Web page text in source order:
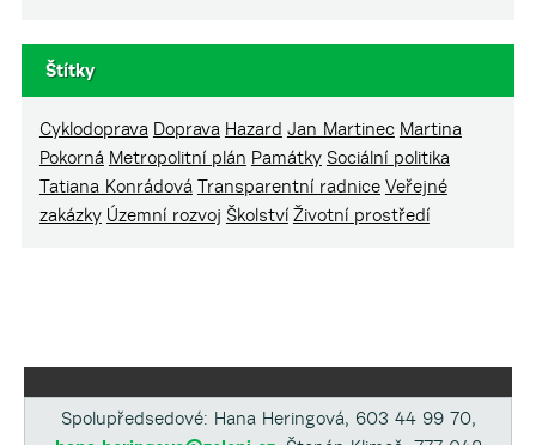
Štítky
Cyklodoprava Doprava Hazard Jan Martinec Martina
Pokorná Metropolitní plán Památky Sociální politika
Tatiana Konrádová Transparentní radnice Veřejné
zakázky Územní rozvoj Školství Životní prostředí
Spolupředsedové: Hana Heringová, 603 44 99 70,